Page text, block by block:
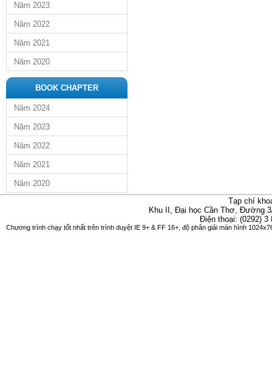
Năm 2023
Năm 2022
Năm 2021
Năm 2020
BOOK CHAPTER
Năm 2024
Năm 2023
Năm 2022
Năm 2021
Năm 2020
Tạp chí
Khu II, Đại học Cần Thơ, Đường
Điện thoại: (0292)
Chương trình chạy tốt nhất trên trình duyệt IE 9+ & FF 16+, độ phân giải màn hình